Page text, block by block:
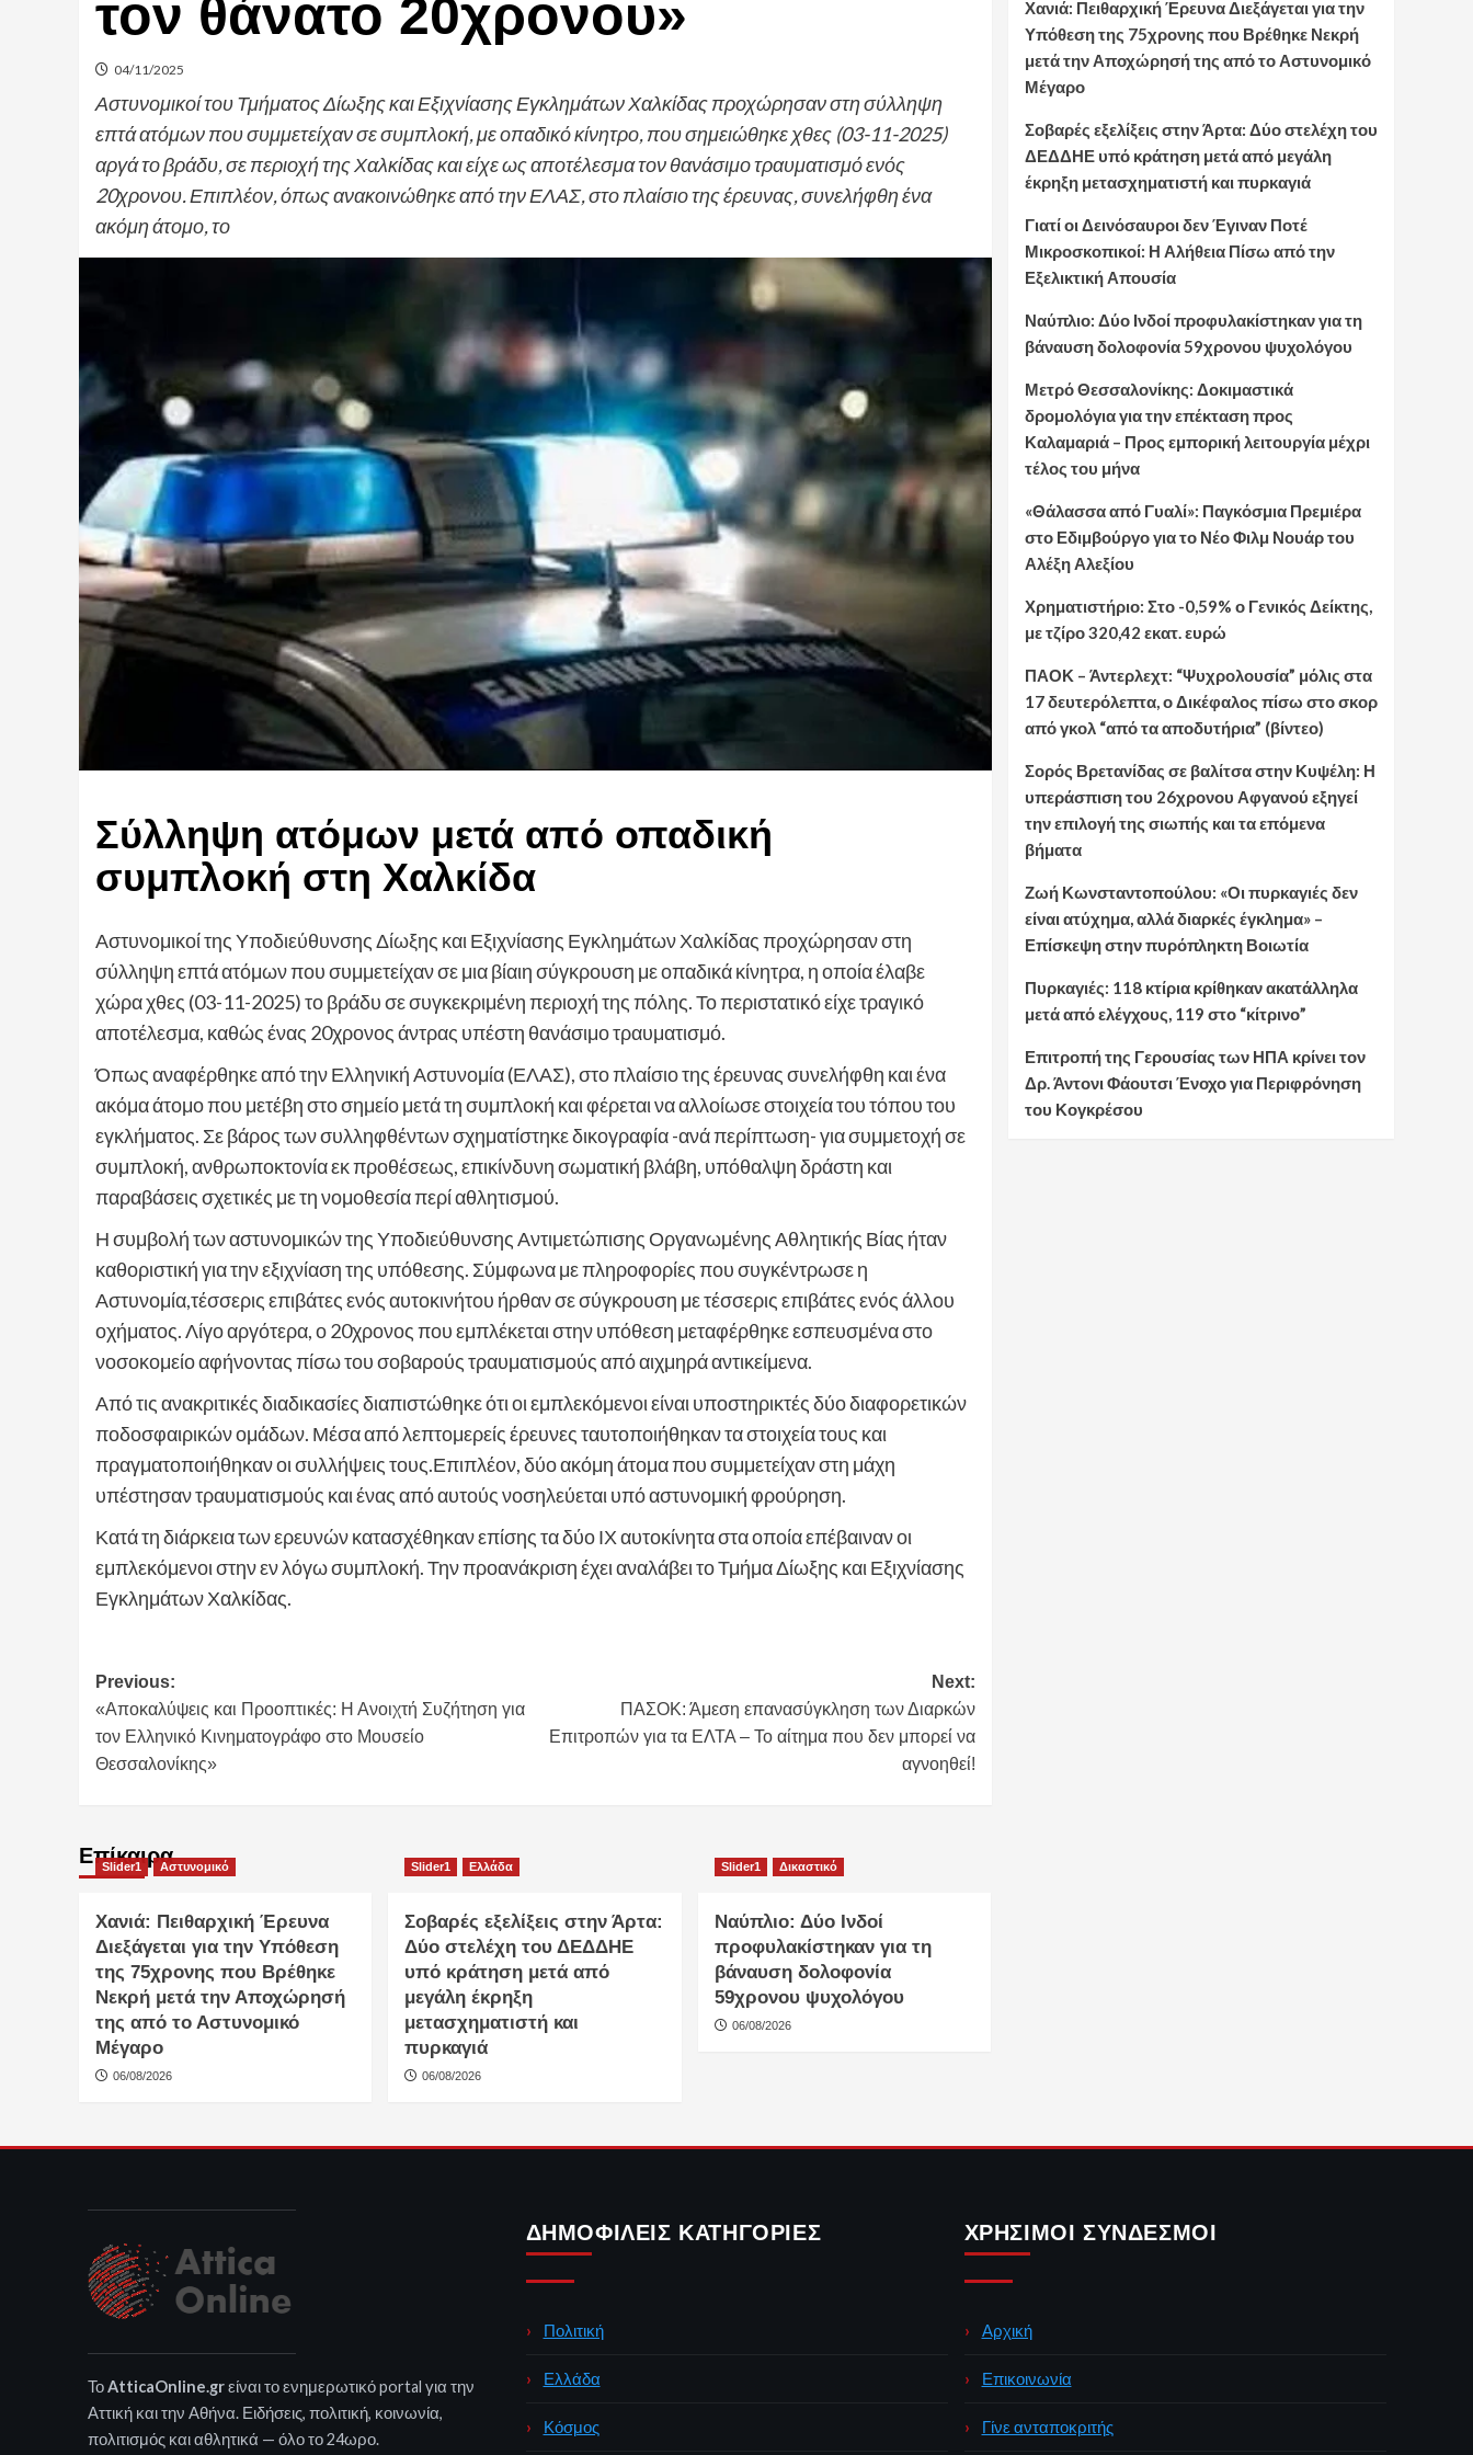
τον θάνατο 20χρονου»
04/11/2025
Αστυνομικοί του Τμήματος Δίωξης και Εξιχνίασης Εγκλημάτων Χαλκίδας προχώρησαν στη σύλληψη
επτά ατόμων που συμμετείχαν σε συμπλοκή, με οπαδικό κίνητρο, που σημειώθηκε χθες (03-11-2025)
αργά το βράδυ, σε περιοχή της Χαλκίδας και είχε ως αποτέλεσμα τον θανάσιμο τραυματισμό ενός
20χρονου. Επιπλέον, όπως ανακοινώθηκε από την ΕΛΑΣ, στο πλαίσιο της έρευνας, συνελήφθη ένα
ακόμη άτομο, το
Σύλληψη ατόμων μετά από οπαδική
συμπλοκή στη Χαλκίδα
Αστυνομικοί της Υποδιεύθυνσης Δίωξης και Εξιχνίασης Εγκλημάτων Χαλκίδας προχώρησαν στη
σύλληψη επτά ατόμων που συμμετείχαν σε μια βίαιη σύγκρουση με οπαδικά κίνητρα, η οποία έλαβε
χώρα χθες (03-11-2025) το βράδυ σε συγκεκριμένη περιοχή της πόλης. Το περιστατικό είχε τραγικό
αποτέλεσμα, καθώς ένας 20χρονος άντρας υπέστη θανάσιμο τραυματισμό.
Όπως αναφέρθηκε από την Ελληνική Αστυνομία (ΕΛΑΣ), στο πλαίσιο της έρευνας συνελήφθη και ένα
ακόμα άτομο που μετέβη στο σημείο μετά τη συμπλοκή και φέρεται να αλλοίωσε στοιχεία του τόπου του
εγκλήματος. Σε βάρος των συλληφθέντων σχηματίστηκε δικογραφία -ανά περίπτωση- για συμμετοχή σε
συμπλοκή, ανθρωποκτονία εκ προθέσεως, επικίνδυνη σωματική βλάβη, υπόθαλψη δράστη και
παραβάσεις σχετικές με τη νομοθεσία περί αθλητισμού.
Η συμβολή των αστυνομικών της Υποδιεύθυνσης Αντιμετώπισης Οργανωμένης Αθλητικής Βίας ήταν
καθοριστική για την εξιχνίαση της υπόθεσης. Σύμφωνα με πληροφορίες που συγκέντρωσε η
Αστυνομία,τέσσερις επιβάτες ενός αυτοκινήτου ήρθαν σε σύγκρουση με τέσσερις επιβάτες ενός άλλου
οχήματος. Λίγο αργότερα, ο 20χρονος που εμπλέκεται στην υπόθεση μεταφέρθηκε εσπευσμένα στο
νοσοκομείο αφήνοντας πίσω του σοβαρούς τραυματισμούς από αιχμηρά αντικείμενα.
Από τις ανακριτικές διαδικασίες διαπιστώθηκε ότι οι εμπλεκόμενοι είναι υποστηρικτές δύο διαφορετικών
ποδοσφαιρικών ομάδων. Μέσα από λεπτομερείς έρευνες ταυτοποιήθηκαν τα στοιχεία τους και
πραγματοποιήθηκαν οι συλλήψεις τους.Επιπλέον, δύο ακόμη άτομα που συμμετείχαν στη μάχη
υπέστησαν τραυματισμούς και ένας από αυτούς νοσηλεύεται υπό αστυνομική φρούρηση.
Κατά τη διάρκεια των ερευνών κατασχέθηκαν επίσης τα δύο ΙΧ αυτοκίνητα στα οποία επέβαιναν οι
εμπλεκόμενοι στην εν λόγω συμπλοκή. Την προανάκριση έχει αναλάβει το Τμήμα Δίωξης και Εξιχνίασης
Εγκλημάτων Χαλκίδας.
Post
navigation
Previous:
«Αποκαλύψεις και Προοπτικές: Η Ανοιχτή Συζήτηση για
τον Ελληνικό Κινηματογράφο στο Μουσείο
Θεσσαλονίκης»
Next:
ΠΑΣΟΚ: Άμεση επανασύγκληση των Διαρκών
Επιτροπών για τα ΕΛΤΑ – Το αίτημα που δεν μπορεί να
αγνοηθεί!
Επίκαιρα
Slider1 Αστυνομικό
Χανιά: Πειθαρχική Έρευνα
Διεξάγεται για την Υπόθεση
της 75χρονης που Βρέθηκε
Νεκρή μετά την Αποχώρησή
της από το Αστυνομικό
Μέγαρο
06/08/2026
Slider1 Ελλάδα
Σοβαρές εξελίξεις στην Άρτα:
Δύο στελέχη του ΔΕΔΔΗΕ
υπό κράτηση μετά από
μεγάλη έκρηξη
μετασχηματιστή και
πυρκαγιά
06/08/2026
Slider1 Δικαστικό
Ναύπλιο: Δύο Ινδοί
προφυλακίστηκαν για τη
βάναυση δολοφονία
59χρονου ψυχολόγου
06/08/2026
Χανιά: Πειθαρχική Έρευνα Διεξάγεται για την
Υπόθεση της 75χρονης που Βρέθηκε Νεκρή
μετά την Αποχώρησή της από το Αστυνομικό
Μέγαρο
Σοβαρές εξελίξεις στην Άρτα: Δύο στελέχη του
ΔΕΔΔΗΕ υπό κράτηση μετά από μεγάλη
έκρηξη μετασχηματιστή και πυρκαγιά
Γιατί οι Δεινόσαυροι δεν Έγιναν Ποτέ
Μικροσκοπικοί: Η Αλήθεια Πίσω από την
Εξελικτική Απουσία
Ναύπλιο: Δύο Ινδοί προφυλακίστηκαν για τη
βάναυση δολοφονία 59χρονου ψυχολόγου
Μετρό Θεσσαλονίκης: Δοκιμαστικά
δρομολόγια για την επέκταση προς
Καλαμαριά – Προς εμπορική λειτουργία μέχρι
τέλος του μήνα
«Θάλασσα από Γυαλί»: Παγκόσμια Πρεμιέρα
στο Εδιμβούργο για το Νέο Φιλμ Νουάρ του
Αλέξη Αλεξίου
Χρηματιστήριο: Στο -0,59% ο Γενικός Δείκτης,
με τζίρο 320,42 εκατ. ευρώ
ΠΑΟΚ – Άντερλεχτ: “Ψυχρολουσία” μόλις στα
17 δευτερόλεπτα, ο Δικέφαλος πίσω στο σκορ
από γκολ “από τα αποδυτήρια” (βίντεο)
Σορός Βρετανίδας σε βαλίτσα στην Κυψέλη: Η
υπεράσπιση του 26χρονου Αφγανού εξηγεί
την επιλογή της σιωπής και τα επόμενα
βήματα
Ζωή Κωνσταντοπούλου: «Οι πυρκαγιές δεν
είναι ατύχημα, αλλά διαρκές έγκλημα» –
Επίσκεψη στην πυρόπληκτη Βοιωτία
Πυρκαγιές: 118 κτίρια κρίθηκαν ακατάλληλα
μετά από ελέγχους, 119 στο “κίτρινο”
Επιτροπή της Γερουσίας των ΗΠΑ κρίνει τον
Δρ. Άντονι Φάουτσι Ένοχο για Περιφρόνηση
του Κογκρέσου
ΤοAtticaOnline.grείναι το ενημερωτικό portal για την
Αττική και την Αθήνα. Ειδήσεις, πολιτική, κοινωνία,
πολιτισμός και αθλητικά — όλο το 24ωρο.
ΔΗΜΟΦΙΛΕΊΣ ΚΑΤΗΓΟΡΊΕΣ
Πολιτική
Ελλάδα
Κόσμος
ΧΡΉΣΙΜΟΙ ΣΎΝΔΕΣΜΟΙ
Αρχική
Επικοινωνία
Γίνε ανταποκριτής